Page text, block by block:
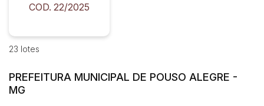
Imóveis
Terreno
Veículos
Bairro
Judiciais Extrajudiciais
Faixa de valor
COD. 22/2025
23 lotes
PREFEITURA MUNICIPAL DE POUSO ALEGRE -
MG